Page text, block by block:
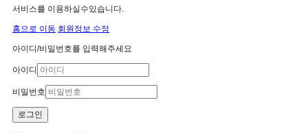
서비스를 이용하실수있습니다.
홈으로 이동 회원정보 수정
아이디/비밀번호를 입력해주세요
아이디
비밀번호